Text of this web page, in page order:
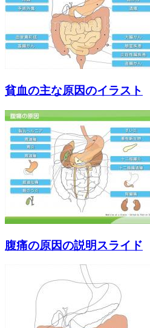
貧血の主な原因のイラスト
腹痛の原因の説明スライド